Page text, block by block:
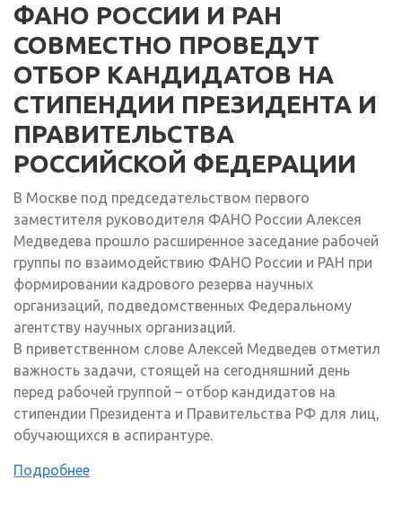
ФАНО РОССИИ И РАН
СОВМЕСТНО ПРОВЕДУТ
ОТБОР КАНДИДАТОВ НА
СТИПЕНДИИ ПРЕЗИДЕНТА И
ПРАВИТЕЛЬСТВА
РОССИЙСКОЙ ФЕДЕРАЦИИ
В Москве под председательством первого
заместителя руководителя ФАНО России Алексея
Медведева прошло расширенное заседание рабочей
группы по взаимодействию ФАНО России и РАН при
формировании кадрового резерва научных
организаций, подведомственных Федеральному
агентству научных организаций.
В приветственном слове Алексей Медведев отметил
важность задачи, стоящей на сегодняшний день
перед рабочей группой – отбор кандидатов на
стипендии Президента и Правительства РФ для лиц,
обучающихся в аспирантуре.
Подробнее